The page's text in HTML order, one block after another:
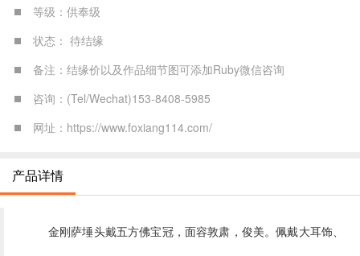
等级：供奉级
状态： 待结缘
备注：结缘价以及作品细节图可添加Ruby微信咨询
咨询：(Tel/Wechat)153-8408-5985
网址：https://www.foxiang114.com/
产品详情
金刚萨埵头戴五方佛宝冠，面容敦肃，俊美。佩戴大耳饰、